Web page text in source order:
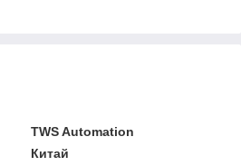
TWS Automation
Китай